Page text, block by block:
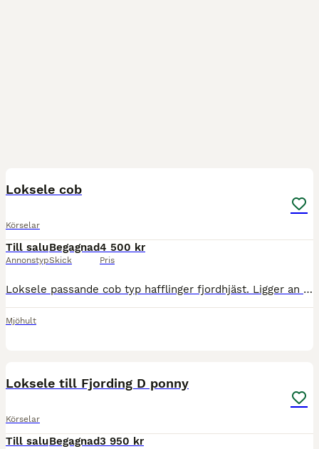
Loksele cob
Körselar
Till salu
Annonstyp
Begagnad
Skick
4 500 kr
Pris
Loksele passande cob typ hafflinger fjordhjäst. Ligger an bra ,hela bossor 4500- Finns även 2 harvar draglinor samt svängel som annvänts till att harva ridbana 1500:-
Mjöhult
Loksele till Fjording D ponny
Körselar
Till saluBegagnad3 950 kr